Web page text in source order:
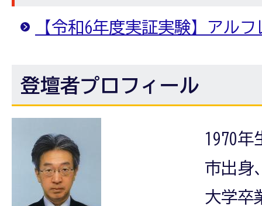
【令和6年度実証実験】アル
登壇者プロフィール
1970年
市出身
大学卒